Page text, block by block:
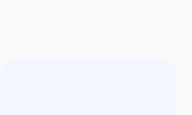
обставин